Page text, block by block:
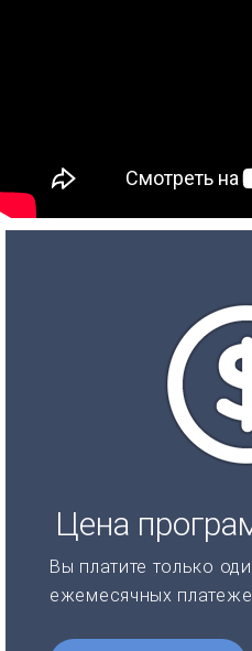
Цена
Вы платите только
ежемесячных